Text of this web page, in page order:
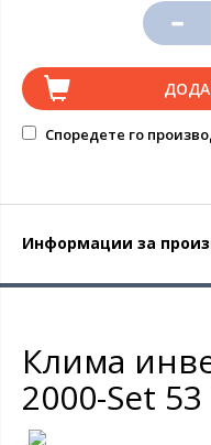
Споредете го
Информации за
Клима
2000-Set 53